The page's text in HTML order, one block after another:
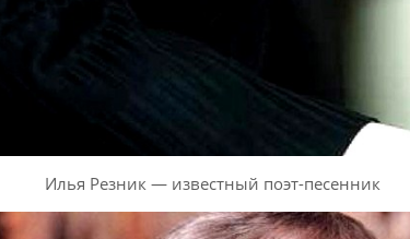
Илья Резник — известный поэт-песенник